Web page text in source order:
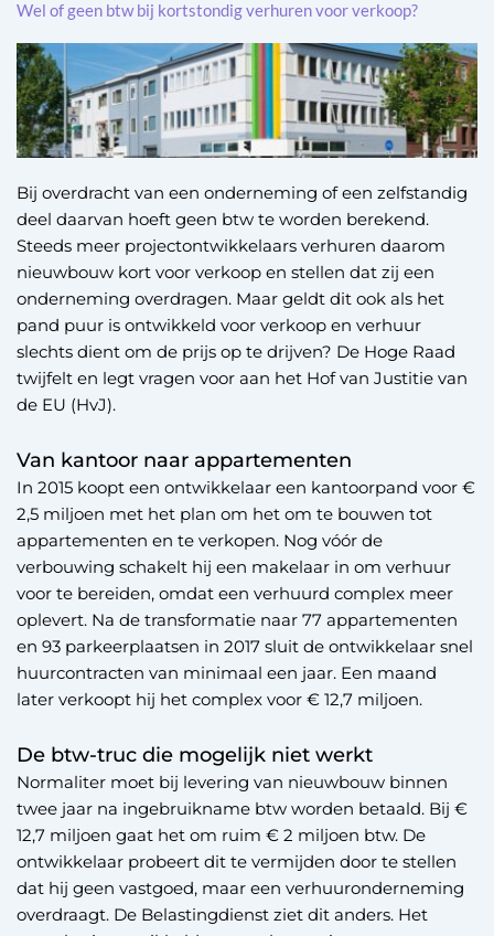
Wel of geen btw bij kortstondig verhuren voor verkoop?
Bij overdracht van een onderneming of een zelfstandig
deel daarvan hoeft geen btw te worden berekend.
Steeds meer projectontwikkelaars verhuren daarom
nieuwbouw kort voor verkoop en stellen dat zij een
onderneming overdragen. Maar geldt dit ook als het
pand puur is ontwikkeld voor verkoop en verhuur
slechts dient om de prijs op te drijven? De Hoge Raad
twijfelt en legt vragen voor aan het Hof van Justitie van
de EU (HvJ).
Van kantoor naar appartementen
In 2015 koopt een ontwikkelaar een kantoorpand voor €
2,5 miljoen met het plan om het om te bouwen tot
appartementen en te verkopen. Nog vóór de
verbouwing schakelt hij een makelaar in om verhuur
voor te bereiden, omdat een verhuurd complex meer
oplevert. Na de transformatie naar 77 appartementen
en 93 parkeerplaatsen in 2017 sluit de ontwikkelaar snel
huurcontracten van minimaal een jaar. Een maand
later verkoopt hij het complex voor € 12,7 miljoen.
De btw-truc die mogelijk niet werkt
Normaliter moet bij levering van nieuwbouw binnen
twee jaar na ingebruikname btw worden betaald. Bij €
12,7 miljoen gaat het om ruim € 2 miljoen btw. De
ontwikkelaar probeert dit te vermijden door te stellen
dat hij geen vastgoed, maar een verhuuronderneming
overdraagt. De Belastingdienst ziet dit anders. Het